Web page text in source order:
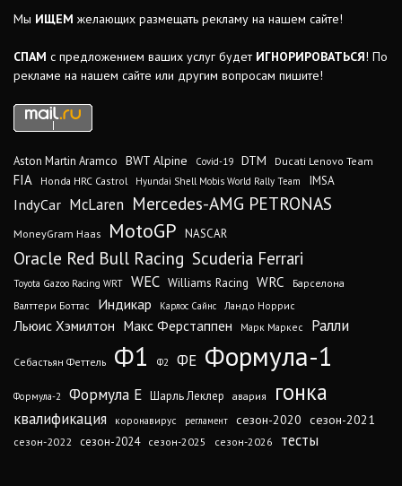
Мы ИЩЕМ желающих размещать рекламу на нашем сайте!
СПАМ с предложением ваших услуг будет ИГНОРИРОВАТЬСЯ! По
рекламе на нашем сайте или другим вопросам пишите!
Aston Martin Aramco BWT Alpine Covid-19 DTM Ducati Lenovo Team
FIA Honda HRC Castrol Hyundai Shell Mobis World Rally Team IMSA
IndyCar McLaren Mercedes-AMG PETRONAS
MoneyGram Haas MotoGP NASCAR
Oracle Red Bull Racing Scuderia Ferrari
Toyota Gazoo Racing WRT WEC Williams Racing WRC
Барселона
Валттери Боттас
Индикар Карлос Сайнс Ландо Норрис
Льюис Хэмилтон Макс Ферстаппен Марк Маркес Ралли
Себастьян Феттель Ф1 Ф2 ФЕ Формула-1
Формула-2 Формула Е Шарль Леклер авария гонка
квалификация коронавирус регламент сезон-2020 сезон-2021
сезон-2022 сезон-2024 сезон-2025 сезон-2026 тесты